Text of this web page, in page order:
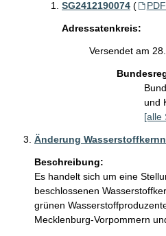
SG2412190074 (
Adressatenkreis:
Versendet am
und
[alle
Änderung
Beschreibung:
Es handelt sich um eine
beschlossenen
grünen
Mecklenburg-Vorpommern